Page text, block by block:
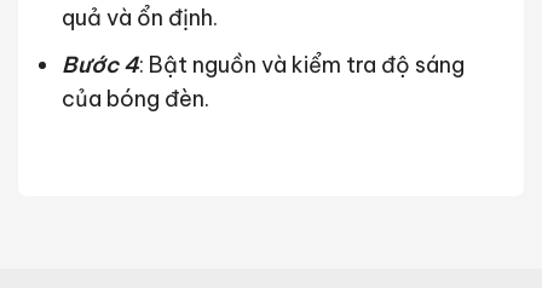
quả và ổn định.
Bước 4: Bật nguồn và kiểm tra độ sáng
của bóng đèn.